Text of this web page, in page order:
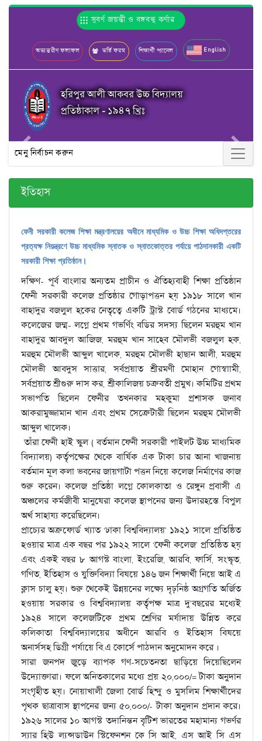
সুবর্ণ জয়ন্তী ও বঙ্গবন্ধু কর্ণার
অভ্যন্তরীণ ফলাফল ভর্তি ফরম শিক্ষার্থী প্যানেল English
হরিপুর আলী আকবর উচ্চ বিদ্যালয়
প্রতিষ্ঠাকাল - ১৯৪৭ খ্রিঃ
Previous Next
মেনু নির্বাচন করুন
ইতিহাস
ফেনী সরকারী কলেজ শিক্ষা মন্ত্রণালয়ের অধীনে মাধ্যমিক ও উচ্চ শিক্ষা অধিদপ্তরের
প্রত্যক্ষ নিয়ন্ত্রণে উচ্চ মাধ্যমিক স্নাতক ও স্নাতকোত্তর পর্যায়ে পাঠদানকারী একটি
সরকারী শিক্ষা প্রতিষ্ঠান।
দক্ষিণ- পূর্ব বাংলার অন্যতম প্রাচীন ও ঐতিহ্যবাহী শিক্ষা প্রতিষ্ঠান
ফেনী সরকারী কলেজ প্রতিষ্ঠার গোড়াপত্তন হয় ১৯১৮ সালে খান
বাহাদুর বজলুল হকের নেতৃত্বে একটি ট্রাস্ট বোর্ড গঠনের মাধ্যমে।
কলেজের জম্ম- লগ্নে প্রথম গভর্ণিং বডির সদস্য ছিলেন মরহুম খান
বাহাদুর আবদুল আজিজ, মরহুম খান সাহেব মৌলভী বজলুল হক,
মরহুম মৌলভী আব্দুল খালেক, মরহুম মৌলভী হাছান আলী, মরহুম
মৌলভী আবদুস সাত্তার, সর্বপ্রয়াত শ্রীরমণী মোহান গোস্বাামী,
সর্বপ্রয়াত শ্রীগুরু দাস কর, শ্রীকালিজয় চক্রবতী প্রমুখ। কমিটির প্রথম
সভাপতি ছিলেন ফেনীর তখনকার মহকুমা প্রশাসক জনাব
আকরামুজ্জামান খান এবং প্রথম সেক্রেটারী ছিলেন মরহুম মৌলভী
আব্দুল খালেক।
তাঁরা ফেনী হাই স্কুল ( বর্তমান ফেনী সরকারী পাইলট উচ্চ মাধ্যমিক
বিদ্যালয়) কর্তৃপক্ষের থেকে বার্ষিক এক টাকা চার আনা খাজনায়
বর্তমান মূল কলা ভবনের জায়গাটা পত্তন নিয়ে কলেজ নির্মাণের কাজ
শুরু করেন। কলেজ প্রতিষ্ঠা লগ্নে কোলকাতা ও রেঙ্গুন প্রবাসী এ
অঞ্চলের কর্মজীবী মানুষেরা কলেজ স্থাপনের জন্য উদারহস্তে বিপুল
অর্থ সাহায্য করেছিলেন।
প্রাচ্যের অক্রফোর্ড খ্যাত ‘ঢাকা বিশ্ববিদ্যালয়’ ১৯২১ সালে প্রতিষ্ঠিত
হওয়ার মাত্র এক বছর পর ১৯২২ সালে ‘ফেনী কলেজ’ প্রতিষ্ঠিত হয়
এবং একই বছর ৮ আগস্ট বাংলা, ইংরেজি, আরবি, ফার্সি, সংস্কৃত,
গণিত, ইতিহাস ও যুক্তিবিদ্যা বিষয়ে ১৪৬ জন শিক্ষার্থী নিয়ে আই এ
ক্লাস চালু হয়। শুরু থেকেই উন্নয়নের লক্ষ্যে দৃঢ়নিষ্ঠ অগ্রগতি অর্জিত
হওয়ায় সরকার ও বিশ্ববিদ্যালয় কর্তৃপক্ষ মাত্র দু’বছরের মধ্যেই
১৯২৪ সালে কলেজটিকে প্রথম শ্রেণির মর্যাদায় উন্নিত করে
কলিকাতা বিশ্ববিদ্যালয়ের অধীনে আরবি ও ইতিহাস বিষয়ে
অনার্সসহ ডিগ্রী পর্যায়ে বি.এ কোর্সে পাঠদান অনুমোদন করে ।
সারা জনপদ জুড়ে ব্যাপক গণ-সচেতনতা ছাড়িয়ে দিয়েছিলেন
উদ্যোক্তারা। ফলে অনিতকালের মধ্যে প্রয় ২০,০০০/= টাকা অনুদান
সংগৃহীত হয়। নোয়াখালী জেলা বোর্ড হিন্দু ও মুসলিম শিক্ষার্থীদের
পৃথক ছাত্রাবাস স্থাপনের জন্য ৫০,০০০/- টাকা অনুদান প্রদান করে।
১৯২৬ সালের ১০ আগস্ট তদানিন্তন বৃটিশ ভারতের মহামান্য গভর্ণর
স্যার হিউ ল্যন্সডাউন স্টিফেনশন কে সি আই, এস আই সি এস